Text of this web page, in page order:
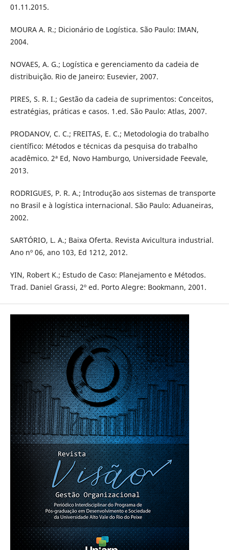
01.11.2015.
MOURA A. R.; Dicionário de Logística. São Paulo: IMAN,
2004.
NOVAES, A. G.; Logística e gerenciamento da cadeia de
distribuição. Rio de Janeiro: Eusevier, 2007.
PIRES, S. R. I.; Gestão da cadeia de suprimentos: Conceitos,
estratégias, práticas e casos. 1.ed. São Paulo: Atlas, 2007.
PRODANOV, C. C.; FREITAS, E. C.; Metodologia do trabalho
científico: Métodos e técnicas da pesquisa do trabalho
acadêmico. 2ª Ed, Novo Hamburgo, Universidade Feevale,
2013.
RODRIGUES, P. R. A.; Introdução aos sistemas de transporte
no Brasil e à logística internacional. São Paulo: Aduaneiras,
2002.
SARTÓRIO, L. A.; Baixa Oferta. Revista Avicultura industrial.
Ano nº 06, ano 103, Ed 1212, 2012.
YIN, Robert K.; Estudo de Caso: Planejamento e Métodos.
Trad. Daniel Grassi, 2º ed. Porto Alegre: Bookmann, 2001.